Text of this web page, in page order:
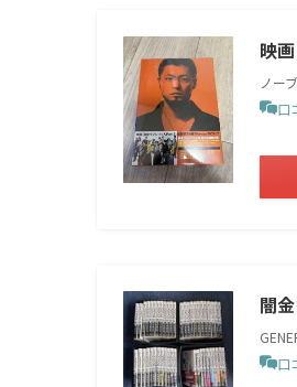
映
ノー
口
闇
口